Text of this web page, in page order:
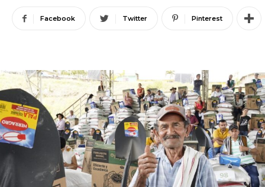
Facebook Twitter Pinterest